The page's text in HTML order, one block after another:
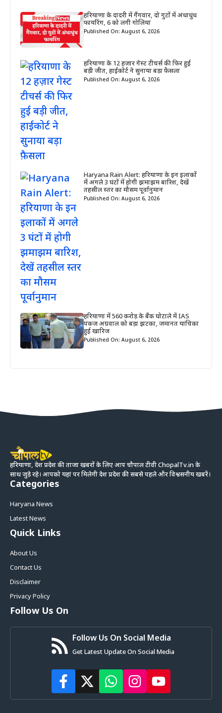
हरियाणा के दादरी में गैंगवार, दो गुटों में अंधाधुंध
फायरिंग, 6 को लगी गोलियां
Published On: August 6, 2026
हरियाणा के 12 हज़ार गेस्ट टीचर्स की फिर हुई
बड़ी जीत, हाईकोर्ट ने सुनाया बड़ा फ़ैसला
Published On: August 6, 2026
Haryana Rain Alert: हरियाणा के इन इलाकों
में अगले 3 घंटों में होगी झमाझम बारिश, देखें
तहसील स्तर का मौसम पूर्वानुमान
Published On: August 6, 2026
हरियाणा में 560 करोड़ के बैंक घोटाले में IAS
पंकज अग्रवाल को बड़ा झटका, जमानत याचिका
हुई खारिज
Published On: August 6, 2026
हरियाणा, देश प्रदेश की ताजा खबरों के लिए आप चौपाल टीवी ChopalTv.in के
साथ जुड़े रहे। आपको यहां पर मिलेगी देश प्रदेश की सबसे पहले और विश्वसनीय खबरें।
Categories
Haryana News
Latest News
Quick Links
About Us
Contact Us
Disclaimer
Privacy Policy
Follow Us On
Follow Us On Social Media
Get Latest Update On Social Media